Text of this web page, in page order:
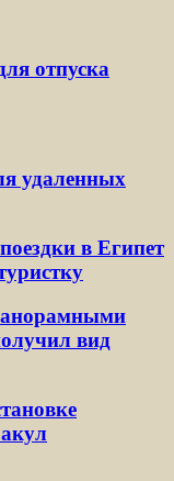
отпуска
удаленных
в Египет
вид